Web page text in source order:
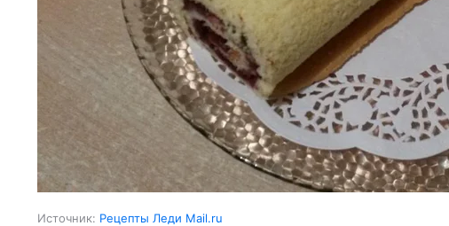
Источник: Рецепты Леди Mail.ru